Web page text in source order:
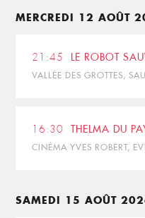
MERCREDI 12 AOÛT
21:45 LE ROBOT
VALLÉE DES GROTTES,
16:30 THELMA DU
CINÉMA YVES ROBERT,
SAMEDI 15 AOÛT